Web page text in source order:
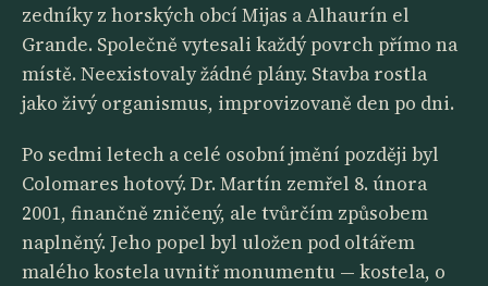
zedníky z horských obcí Mijas a Alhaurín el
Grande. Společně vytesali každý povrch přímo na
místě. Neexistovaly žádné plány. Stavba rostla
jako živý organismus, improvizovaně den po dni.
Po sedmi letech a celé osobní jmění později byl
Colomares hotový. Dr. Martín zemřel 8. února
2001, finančně zničený, ale tvůrčím způsobem
naplněný. Jeho popel byl uložen pod oltářem
malého kostela uvnitř monumentu — kostela, o